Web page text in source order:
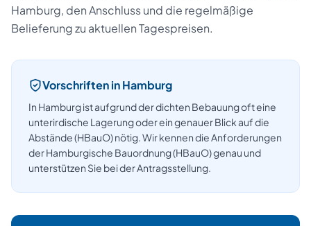
Hamburg, den Anschluss und die regelmäßige
Belieferung zu aktuellen Tagespreisen.
Vorschriften inHamburg
In Hamburg ist aufgrund der dichten Bebauung oft eine
unterirdische Lagerung oder ein genauer Blick auf die
Abstände (HBauO) nötig.Wir kennen die Anforderungen
derHamburgische Bauordnung (HBauO)genau und
unterstützen Sie bei der Antragsstellung.